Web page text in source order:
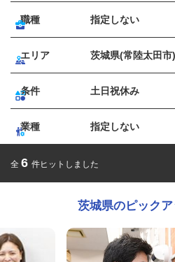
職種 指定しない
エリア 茨城県(常陸太田市)
条件 土日祝休み
業種 指定しない
全 6 件ヒットしました
茨城県のピック